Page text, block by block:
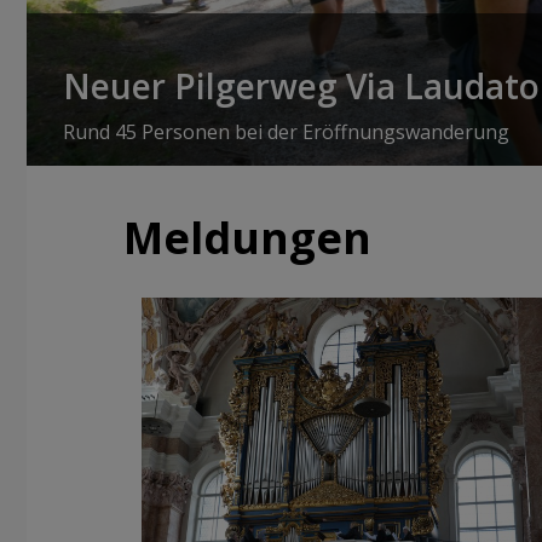
Neuer Pilgerweg Via Laudato
Rund 45 Personen bei der Eröffnungswanderung
Meldungen